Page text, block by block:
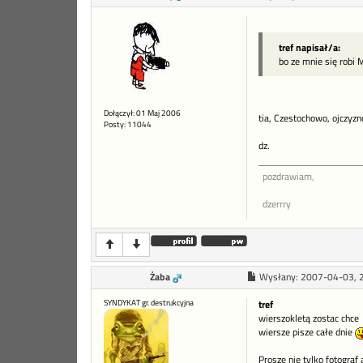
Dołączył: 01 Maj 2006
Posty: 11044
tref napisał/a:
bo ze mnie się robi
tia, Czestochowo,
dz.
pozdrawiam,
dzerrry
Żaba Wysłany: 2007-04-03,
SYNDYKAT gr. destrukcyjna
tref
wierszokletą zostac chce
wiersze pisze całe dnie
Proszę nie tylko fotograf